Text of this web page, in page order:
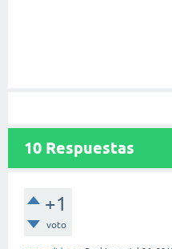
10 Respuestas
+1
voto